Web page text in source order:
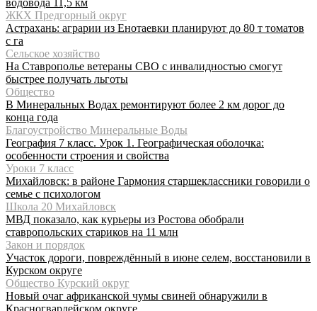
ЖКХ Предгорный округ
Астрахань: аграрии из Енотаевки планируют до 80 т томатов
с га
Сельское хозяйство
На Ставрополье ветераны СВО с инвалидностью смогут
быстрее получать льготы
Общество
В Минеральных Водах ремонтируют более 2 км дорог до
конца года
Благоустройство Минеральные Воды
География 7 класс. Урок 1. Географическая оболочка:
особенности строения и свойства
Уроки 7 класс
Михайловск: в районе Гармония старшеклассники говорили о
семье с психологом
Школа 20 Михайловск
МВД показало, как курьеры из Ростова обобрали
ставропольских стариков на 11 млн
Закон и порядок
Участок дороги, повреждённый в июне селем, восстановили в
Курском округе
Общество Курский округ
Новый очаг африканской чумы свиней обнаружили в
Красногвардейском округе